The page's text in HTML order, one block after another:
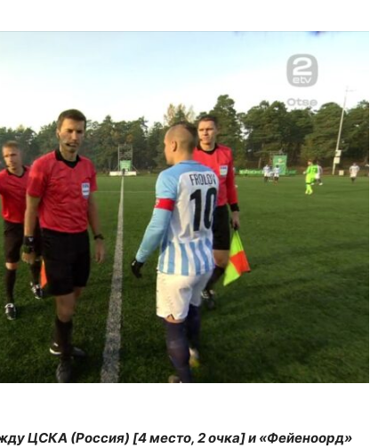
ЦСКА (Россия) [4 место, 2 очка] и «Фейеноорд»